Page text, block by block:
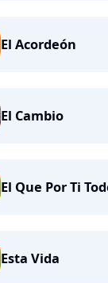
El Acordeón
El Cambio
El Que Por Ti
Esta Vida